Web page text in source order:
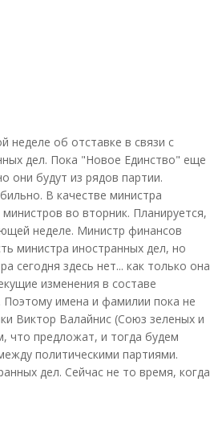
об отставке в связи с
дел. Пока "Новое Единство" еще
они будут из рядов партии.
В качестве министра
во вторник. Планируется,
неделе. Министр финансов
министра иностранных дел, но
сегодня здесь нет... как только она
изменения в составе
Поэтому имена и фамилии пока не
Виктор Валайнис (Союз зеленых и
что предложат, и тогда будем
политическими партиями.
дел. Сейчас не то время, когда